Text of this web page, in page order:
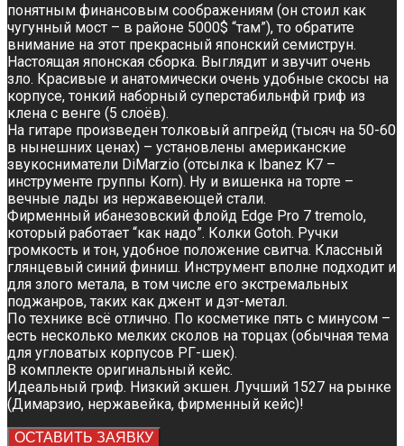
понятным финансовым соображениям (он стоил как
чугунный мост – в районе 5000$ “там”), то обратите
внимание на этот прекрасный японский семиструн.
Настоящая японская сборка. Выглядит и звучит очень
зло. Красивые и анатомически очень удобные скосы на
корпусе, тонкий наборный суперстабильнфй гриф из
клена с венге (5 слоёв).
На гитаре произведен толковый апгрейд (тысяч на 50-60
в нынешних ценах) – установлены американские
звукосниматели DiMarzio (отсылка к Ibanez K7 –
инструменте группы Korn). Ну и вишенка на торте –
вечные лады из нержавеющей стали.
Фирменный ибанезовский флойд Edge Pro 7 tremolo,
который работает “как надо”. Колки Gotoh. Ручки
громкость и тон, удобное положение свитча. Классный
глянцевый синий финиш. Инструмент вполне подходит и
для злого метала, в том числе его экстремальных
поджанров, таких как джент и дэт-метал.
По технике всё отлично. По косметике пять с минусом –
есть несколько мелких сколов на торцах (обычная тема
для угловатых корпусов РГ-шек).
В комплекте оригинальный кейс.
Идеальный гриф. Низкий экшен. Лучший 1527 на рынке
(Димарзио, нержавейка, фирменный кейс)!
ОСТАВИТЬ ЗАЯВКУ